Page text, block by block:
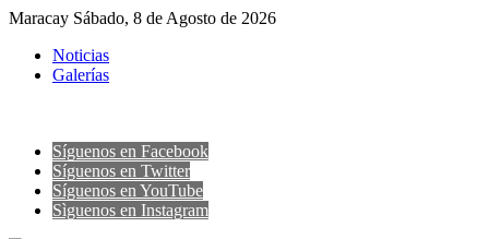
Maracay Sábado, 8 de Agosto de 2026
Noticias
Galerías
Síguenos en Facebook
Síguenos en Twitter
Síguenos en YouTube
Sìguenos en Instagram